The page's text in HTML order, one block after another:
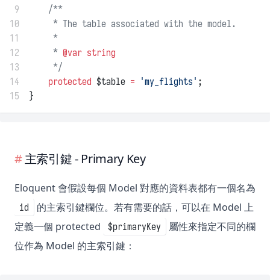
9
/**
10
     * The table associated with the model.
11
     *
12
     *
@var string
13
     */
14
protected $table = 'my_flights' ;
15
}
主索引鍵 - Primary Key
Eloquent 會假設每個 Model 對應的資料表都有一個名為
id
的主索引鍵欄位。若有需要的話，可以在 Model 上
定義一個 protected
$primaryKey
屬性來指定不同的欄
位作為 Model 的主索引鍵：